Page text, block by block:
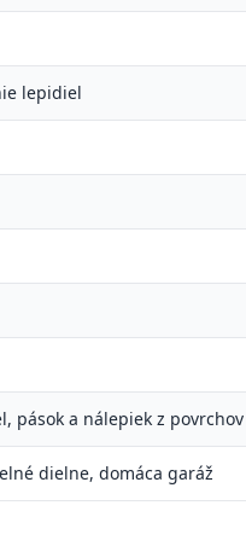
lepidiel
pások a nálepiek z povrchov
dielne, domáca garáž